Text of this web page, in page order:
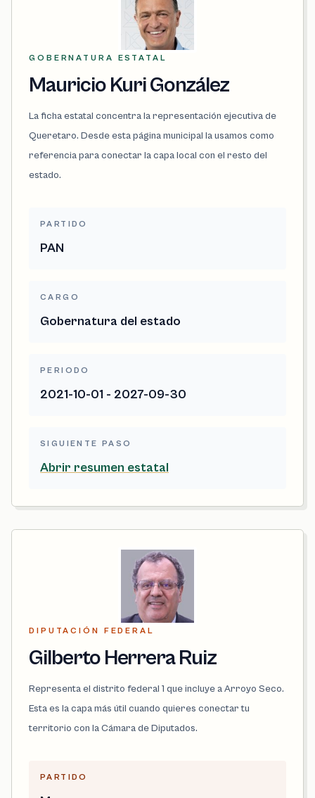
GOBERNATURA ESTATAL
Mauricio Kuri González
La ficha estatal concentra la representación ejecutiva de
Queretaro. Desde esta página municipal la usamos como
referencia para conectar la capa local con el resto del
estado.
PARTIDO
PAN
CARGO
Gobernatura del estado
PERIODO
2021-10-01 - 2027-09-30
SIGUIENTE PASO
Abrir resumen estatal
DIPUTACIÓN FEDERAL
Gilberto Herrera Ruiz
Representa el distrito federal 1 que incluye a Arroyo Seco.
Esta es la capa más útil cuando quieres conectar tu
territorio con la Cámara de Diputados.
PARTIDO